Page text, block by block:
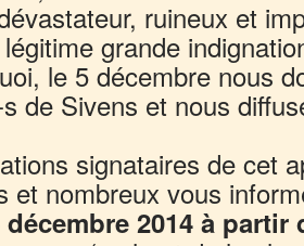
ruineux et
grande
le 5 décembre nous
de Sivens et nous
signataires de cet
et nombreux vous
2014 à partir